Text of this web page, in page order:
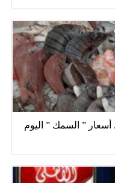
أسعار ” السمك ” اليوم